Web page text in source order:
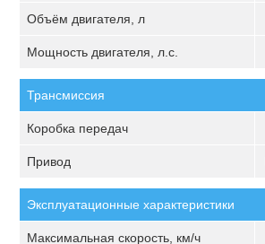
Объём двигателя, л
Мощность двигателя, л.с.
Трансмиссия
Коробка передач
Привод
Эксплуатационные характеристики
Максимальная скорость, км/ч